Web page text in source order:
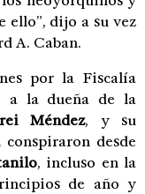
ello”, dijo a su vez
A. Caban.
por la Fiscalía
a la dueña de la
Méndez, y su
conspiraron desde
, incluso en la
de año y